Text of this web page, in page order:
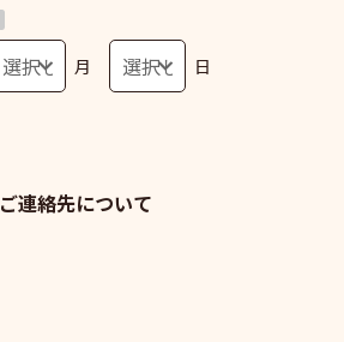
月 日
ご連絡先について